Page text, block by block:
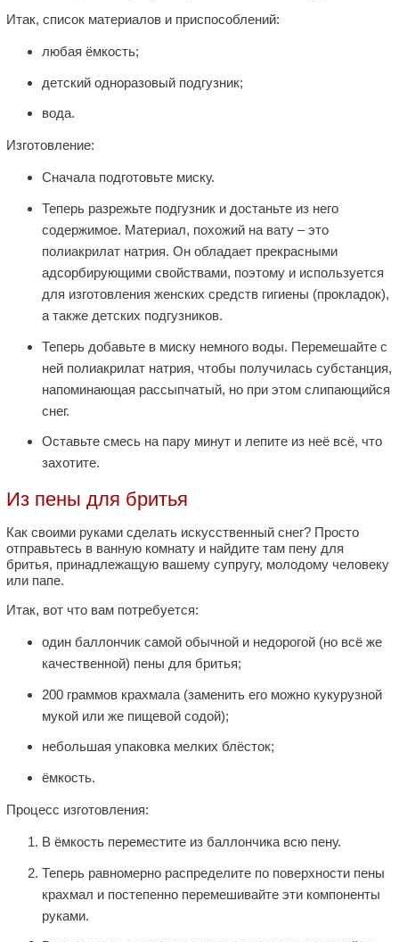
Итак, список материалов и приспособлений:
любая ёмкость;
детский одноразовый подгузник;
вода.
Изготовление:
Сначала подготовьте миску.
Теперь разрежьте подгузник и достаньте из него
содержимое. Материал, похожий на вату – это
полиакрилат натрия. Он обладает прекрасными
адсорбирующими свойствами, поэтому и используется
для изготовления женских средств гигиены (прокладок),
а также детских подгузников.
Теперь добавьте в миску немного воды. Перемешайте с
ней полиакрилат натрия, чтобы получилась субстанция,
напоминающая рассыпчатый, но при этом слипающийся
снег.
Оставьте смесь на пару минут и лепите из неё всё, что
захотите.
Из пены для бритья
Как своими руками сделать искусственный снег? Просто
отправьтесь в ванную комнату и найдите там пену для
бритья, принадлежащую вашему супругу, молодому человеку
или папе.
Итак, вот что вам потребуется:
один баллончик самой обычной и недорогой (но всё же
качественной) пены для бритья;
200 граммов крахмала (заменить его можно кукурузной
мукой или же пищевой содой);
небольшая упаковка мелких блёсток;
ёмкость.
Процесс изготовления:
В ёмкость переместите из баллончика всю пену.
Теперь равномерно распределите по поверхности пены
крахмал и постепенно перемешивайте эти компоненты
руками.